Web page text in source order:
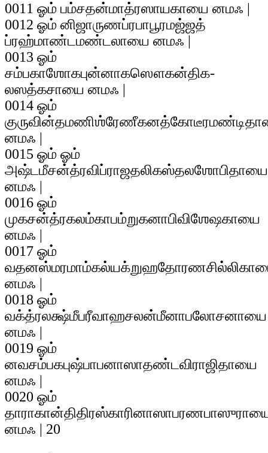
0011 ஓம் பம்சதன்மாத்ரஸாயகாயை னமஃ |
0012 ஓம் னிஜாருணப்ரபாபூரமஜ்ஜத்
ப்ரஹ்மாண்டமண்டலாயை னமஃ |
0013 ஓம்
சம்பகாஶோகபுன்னாகஸௌகன்திக-
லஸத்கசாயை னமஃ |
0014 ஓம்
னமஃ |
0015 ஓம் ஓம்
அஷ்டமீசன்த்ரவிப்ராஜதலிகஸ்தலஶோபிதாயை
னமஃ |
0016 ஓம்
முகசன்த்ரகலம்காபம்றுகனாபிவிஶேஷகாயை
னமஃ |
0017 ஓம்
னமஃ |
0018 ஓம்
வக்த்ரலக்ஷ்மீபரீவாஹசலன்மீனாபலோசனாயை
னமஃ |
0019 ஓம்
னவசம்பகபுஷ்பாபனாஸாதண்டவிராஜிதாயை
னமஃ |
0020 ஓம்
னமஃ | 20